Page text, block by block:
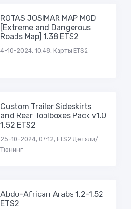
ROTAS JOSIMAR MAP MOD
[Extreme and Dangerous
Roads Map] 1.38 ETS2
4-10-2024, 10:48, Карты ETS2
Custom Trailer Sideskirts
and Rear Toolboxes Pack v1.0
1.52 ETS2
25-10-2024, 07:12, ETS2 Детали/
Тюнинг
Abdo-African Arabs 1.2-1.52
ETS2